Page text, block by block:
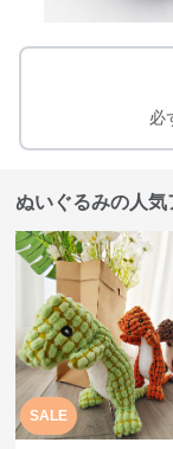
必
ぬいぐるみの人
SALE